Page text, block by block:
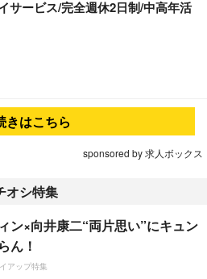
サービス/完全週休2日制/中高年活
きはこちら
sponsored by 求人ボックス
オシ特集
ン×向井康二“両片思い”にキュン
ん！
アップ特集